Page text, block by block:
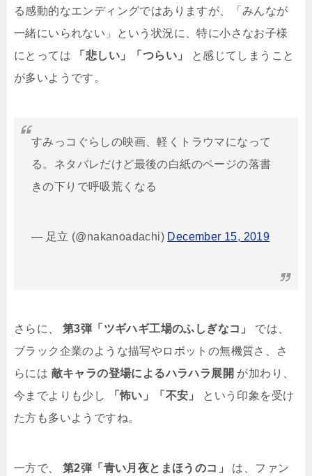
る感動的なエンディングではありますが、「みんなが
一緒にいられない」という状況に、特に小さなお子様
にとっては
「悲しい」「つらい」
と感じてしまうこと
が多いようです。
すみっコぐらしの映画、軽くトラウマになって
る。ネタバレだけど最後の白紙のページの落書
きの下りで呼吸荒くなる
— 足立 (@nakanoadachi) December 15, 2019
さらに、 第3弾「ツギハギ工場のふしぎなコ」
では、
ブラック企業のような描写やロボットの無機質さ、さ
らには 敵キャラの登場によるハラハラ展開 が加わり、
今までよりも少し
「怖い」「不安」
という印象を受け
た方も多いようですね。
一方で、 第2弾「青い月夜とまほうのコ」 は、ファン